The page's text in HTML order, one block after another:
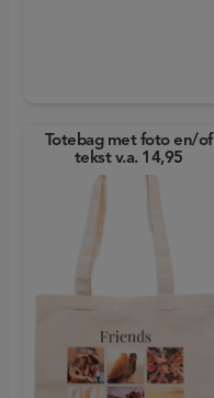
Totebag met foto en/of
tekst v.a. 14,95